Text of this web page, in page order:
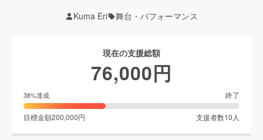
Kuma Eri 舞台・パフォーマンス
現在の支援総額
76,000円
38%達成 終了
目標金額200,000円 支援者数10 人